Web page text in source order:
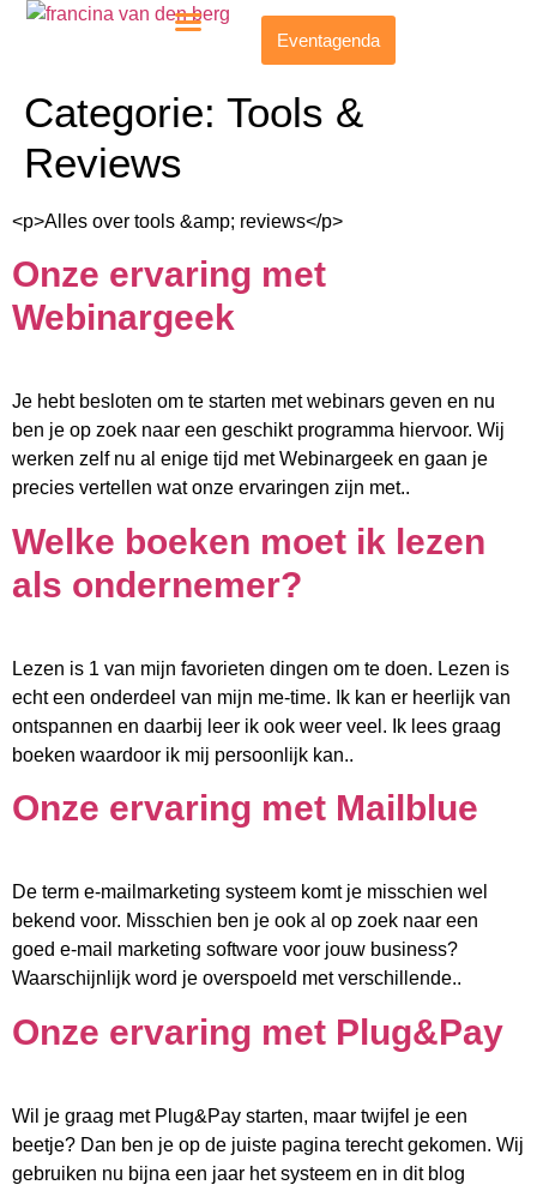
Eventagenda
Categorie: Tools &
Reviews
<p>Alles over tools &amp; reviews</p>
Onze ervaring met
Webinargeek
Je hebt besloten om te starten met webinars geven en nu
ben je op zoek naar een geschikt programma hiervoor. Wij
werken zelf nu al enige tijd met Webinargeek en gaan je
precies vertellen wat onze ervaringen zijn met..
Welke boeken moet ik lezen
als ondernemer?
Lezen is 1 van mijn favorieten dingen om te doen. Lezen is
echt een onderdeel van mijn me-time. Ik kan er heerlijk van
ontspannen en daarbij leer ik ook weer veel. Ik lees graag
boeken waardoor ik mij persoonlijk kan..
Onze ervaring met Mailblue
De term e-mailmarketing systeem komt je misschien wel
bekend voor. Misschien ben je ook al op zoek naar een
goed e-mail marketing software voor jouw business?
Waarschijnlijk word je overspoeld met verschillende..
Onze ervaring met Plug&Pay
Wil je graag met Plug&Pay starten, maar twijfel je een
beetje? Dan ben je op de juiste pagina terecht gekomen. Wij
gebruiken nu bijna een jaar het systeem en in dit blog